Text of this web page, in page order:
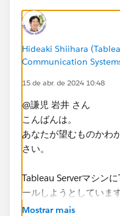
Hideaki Shiihara
Communication
15 de abr. de 2024 10:48
@謙児 岩井 さん
こんばんは。
あなたが望むものかわ
さい。
Tableau Serverマシン
ールしようとしていま
(Are you trying to
Mostrar mais